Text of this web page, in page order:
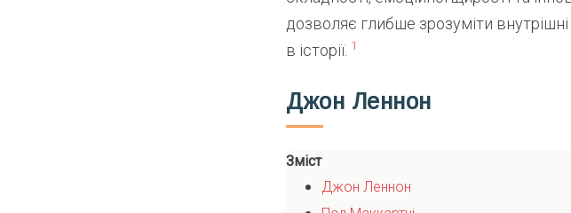
дозволяє глибше зрозуміти
в історії. 1
Джон Леннон
Зміст
Джон Леннон